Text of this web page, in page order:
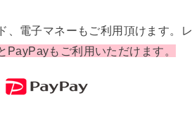
、電子マネーもご利用頂けます。レ
PayPayもご利用いただけます。